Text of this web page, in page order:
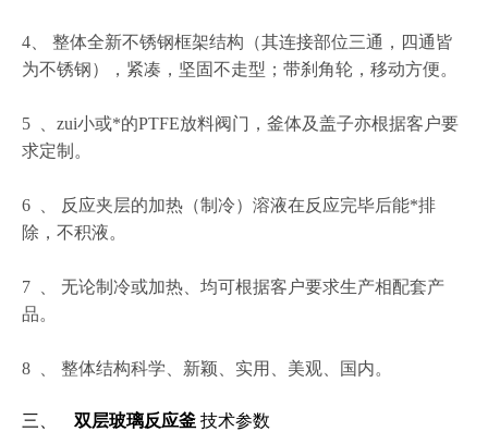
4、 整体全新不锈钢框架结构（其连接部位三通，四通皆
为不锈钢），紧凑，坚固不走型；带刹角轮，移动方便。
5 、zui小或*的PTFE放料阀门，釜体及盖子亦根据客户要
求定制。
6 、 反应夹层的加热（制冷）溶液在反应完毕后能*排
除，不积液。
7 、 无论制冷或加热、均可根据客户要求生产相配套产
品。
8 、 整体结构科学、新颖、实用、美观、国内。
三、 双层玻璃反应釜 技术参数